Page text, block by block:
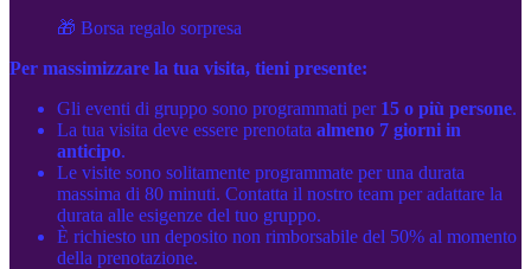
🎁 Borsa regalo sorpresa
Per massimizzare la tua visita, tieni presente:
Gli eventi di gruppo sono programmati per 15 o più persone.
La tua visita deve essere prenotata almeno 7 giorni in
anticipo.
Le visite sono solitamente programmate per una durata
massima di 80 minuti. Contatta il nostro team per adattare la
durata alle esigenze del tuo gruppo.
È richiesto un deposito non rimborsabile del 50% al momento
della prenotazione.